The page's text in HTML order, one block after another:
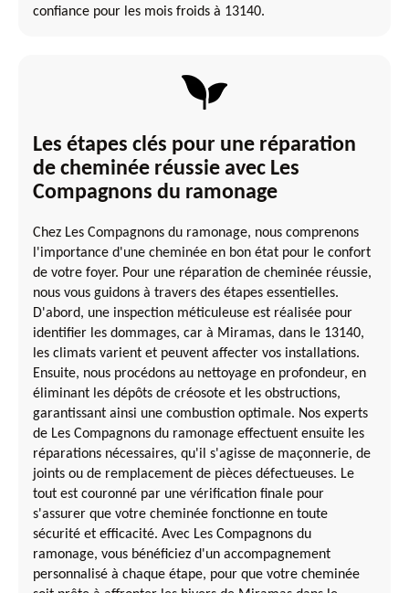
confiance pour les mois froids à 13140.
Les étapes clés pour une réparation
de cheminée réussie avec Les
Compagnons du ramonage
Chez Les Compagnons du ramonage, nous comprenons
l'importance d'une cheminée en bon état pour le confort
de votre foyer. Pour une réparation de cheminée réussie,
nous vous guidons à travers des étapes essentielles.
D'abord, une inspection méticuleuse est réalisée pour
identifier les dommages, car à Miramas, dans le 13140,
les climats varient et peuvent affecter vos installations.
Ensuite, nous procédons au nettoyage en profondeur, en
éliminant les dépôts de créosote et les obstructions,
garantissant ainsi une combustion optimale. Nos experts
de Les Compagnons du ramonage effectuent ensuite les
réparations nécessaires, qu'il s'agisse de maçonnerie, de
joints ou de remplacement de pièces défectueuses. Le
tout est couronné par une vérification finale pour
s'assurer que votre cheminée fonctionne en toute
sécurité et efficacité. Avec Les Compagnons du
ramonage, vous bénéficiez d'un accompagnement
personnalisé à chaque étape, pour que votre cheminée